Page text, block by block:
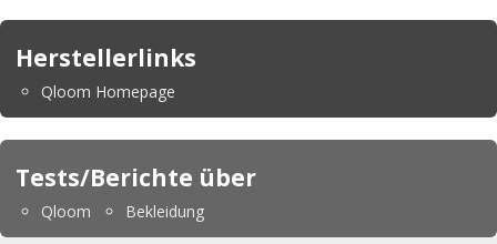
Herstellerlinks
Qloom Homepage
Tests/Berichte über
Qloom Bekleidung